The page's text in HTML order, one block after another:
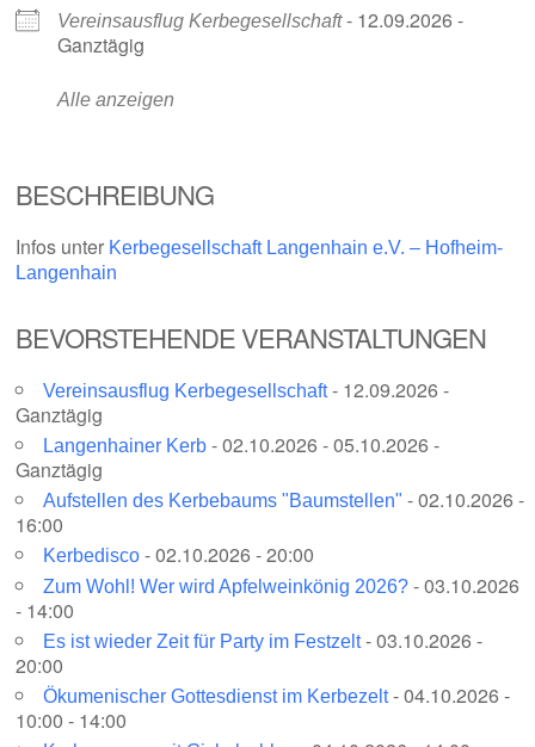
Vereinsausflug Kerbegesellschaft- 12.09.2026 -
Ganztägig
Alle anzeigen
BESCHREIBUNG
Infos unter Kerbegesellschaft Langenhain e.V. – Hofheim-
Langenhain
BEVORSTEHENDE VERANSTALTUNGEN
Vereinsausflug Kerbegesellschaft- 12.09.2026 -
Ganztägig
Langenhainer Kerb - 02.10.2026 - 05.10.2026 -
Ganztägig
Aufstellen des Kerbebaums "Baumstellen" - 02.10.2026 -
16:00
Kerbedisco - 02.10.2026 - 20:00
Zum Wohl! Wer wird Apfelweinkönig 2026? - 03.10.2026
- 14:00
Es ist wieder Zeit für Party im Festzelt- 03.10.2026 -
20:00
Ökumenischer Gottesdienst im Kerbezelt- 04.10.2026 -
10:00 - 14:00